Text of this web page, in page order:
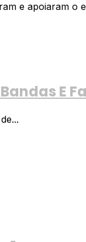
e apoiaram o
E